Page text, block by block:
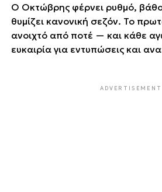
Ο Οκτώβρης φέρνει ρυθμό,
θυμίζει κανονική σεζόν. Το
ανοιχτό από ποτέ — και κάθε
ευκαιρία για εντυπώσεις και
ADVERTISEMENT